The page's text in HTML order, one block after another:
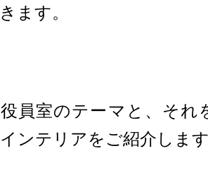
ます。
員室のテーマと、それ
ンテリアをご紹介しま